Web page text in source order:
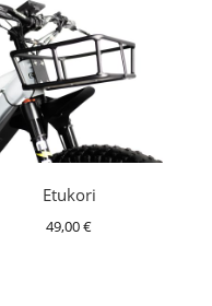
Etukori
49,00€